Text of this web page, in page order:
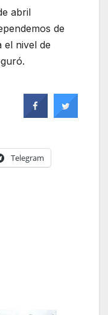
abril
de
el nivel de
Telegram